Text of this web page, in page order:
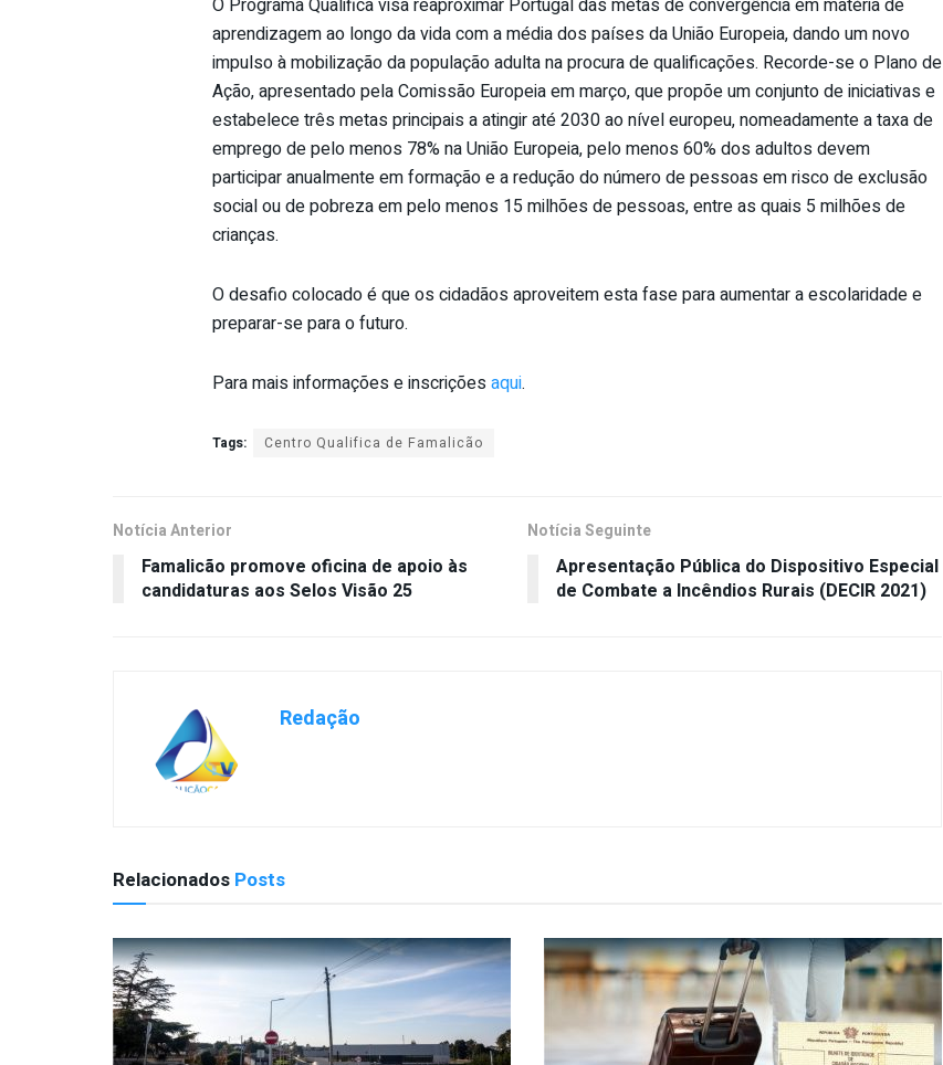
aprendizagem ao longo da vida com a média dos países da União Europeia, dando um novo
impulso à mobilização da população adulta na procura de qualificações. Recorde-se o Plano de
Ação, apresentado pela Comissão Europeia em março, que propõe um conjunto de iniciativas e
estabelece três metas principais a atingir até 2030 ao nível europeu, nomeadamente a taxa de
emprego de pelo menos 78% na União Europeia, pelo menos 60% dos adultos devem
participar anualmente em formação e a redução do número de pessoas em risco de exclusão
social ou de pobreza em pelo menos 15 milhões de pessoas, entre as quais 5 milhões de
crianças.
O desafio colocado é que os cidadãos aproveitem esta fase para aumentar a escolaridade e
preparar-se para o futuro.
Para mais informações e inscriçõesaqui.
Tags: Centro Qualifica de Famalicão
Notícia Anterior
Famalicão promove oficina de apoio às
candidaturas aos Selos Visão 25
Notícia Seguinte
Apresentação Pública do Dispositivo Especial
de Combate a Incêndios Rurais (DECIR 2021)
Redação
Relacionados Posts